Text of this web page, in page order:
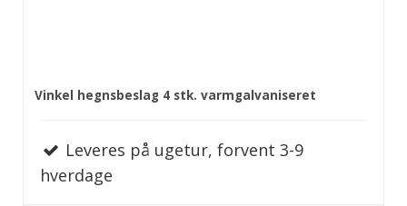
Vinkel hegnsbeslag 4 stk. varmgalvaniseret
Leveres på ugetur, forvent 3-9
hverdage